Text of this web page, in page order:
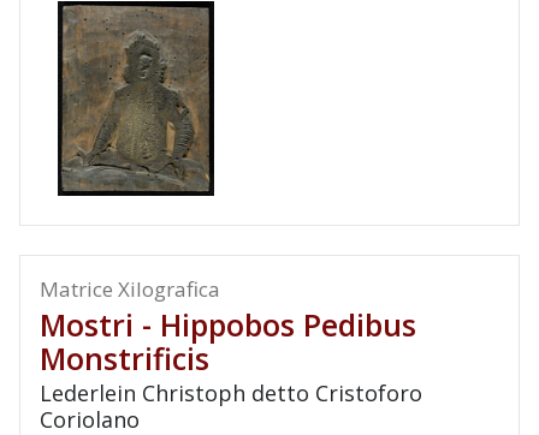
Matrice Xilografica
Mostri - Hippobos Pedibus
Monstrificis
Lederlein Christoph detto Cristoforo
Coriolano